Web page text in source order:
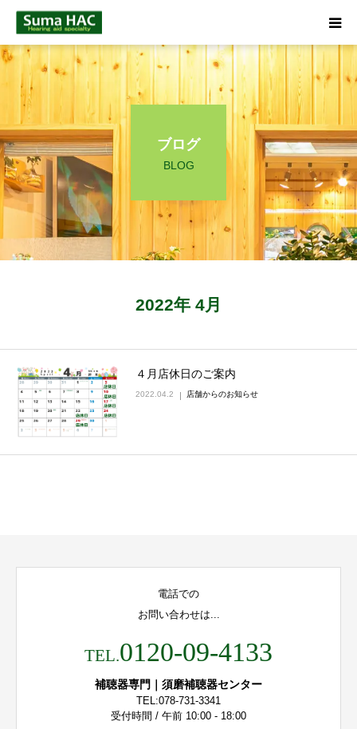
ブログ
BLOG
2022年 4月
４月店休日のご案内
2022.04.2 店舗からのお知らせ
電話での
お問い合わせは...
TEL.0120-09-4133
補聴器専門｜須磨補聴器センター
TEL:078-731-3341
受付時間 / 午前 10:00 - 18:00
HOME
聞こえでお悩みの方へ
補聴器について
店舗のご案内
☎ 0120-09-4133